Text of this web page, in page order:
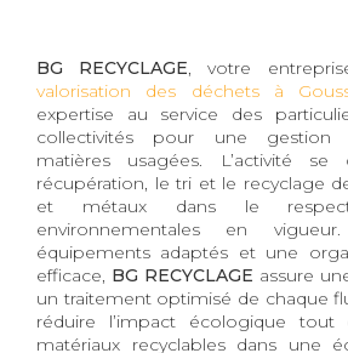
BG RECYCLAGE, votre
valorisation des déchets à
expertise au service des
collectivités pour une gestion
matières usagées. L’activité
récupération, le tri et le recyclage
et métaux dans le
environnementales en
équipements adaptés et une
efficace, BG RECYCLAGE assure
un traitement optimisé de chaque
réduire l’impact écologique tout
matériaux recyclables dans une